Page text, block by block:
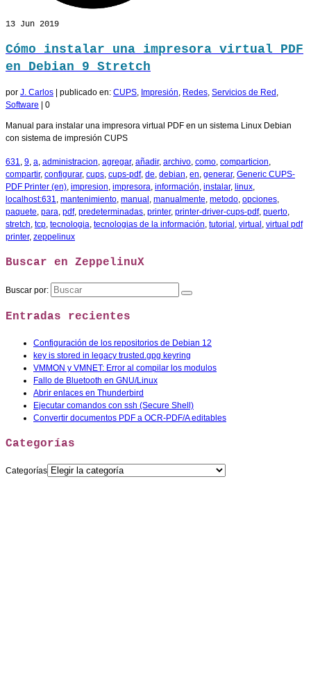
13 Jun 2019
Cómo instalar una impresora virtual PDF
en Debian 9 Stretch
por J. Carlos publicado en: CUPS, Impresión, Redes, Servicios de Red ,
Software
0
Manual para instalar una impresora virtual PDF en un sistema Linux Debian
con sistema de impresión CUPS
631, 9, a, administracion, agregar, añadir, archivo, como, comparticion,
compartir, configurar, cups, cups-pdf, de, debian, en, generar, Generic CUPS-
PDF Printer (en), impresion, impresora, información, instalar, linux,
localhost:631, mantenimiento, manual , manualmente, metodo, opciones,
paquete, para, pdf, predeterminadas, printer, printer-driver-cups-pdf, puerto,
stretch, tcp, tecnologia, tecnologias de la información, tutorial , virtual , virtual pdf
printer, zeppelinux
Buscar en ZeppelinuX
Buscar por:
Entradas recientes
Configuración de los repositorios de Debian 12
key is stored in legacy trusted.gpg keyring
VMMON y VMNET: Error al compilar los modulos
Fallo de Bluetooth en GNU/Linux
Abrir enlaces en Thunderbird
Ejecutar comandos con ssh (Secure Shell)
Convertir documentos PDF a OCR-PDF/A editables
Categorías
Categorías